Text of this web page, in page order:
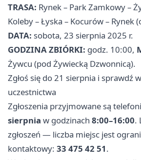
TRASA: Rynek – Park Zamkowy –
Koleby – Łyska – Kocurów – Rynek
DATA: sobota, 23 sierpnia 2025 r.
GODZINA ZBIÓRKI: godz. 10:00,
Żywcu (pod Żywiecką Dzwonnicą).
Zgłoś się do 21 sierpnia i sprawdź
uczestnictwa
Zgłoszenia przyjmowane są
sierpnia w godzinach 8:00–16:00.
zgłoszeń — liczba miejsc jest
kontaktowy: 33 475 42 51.